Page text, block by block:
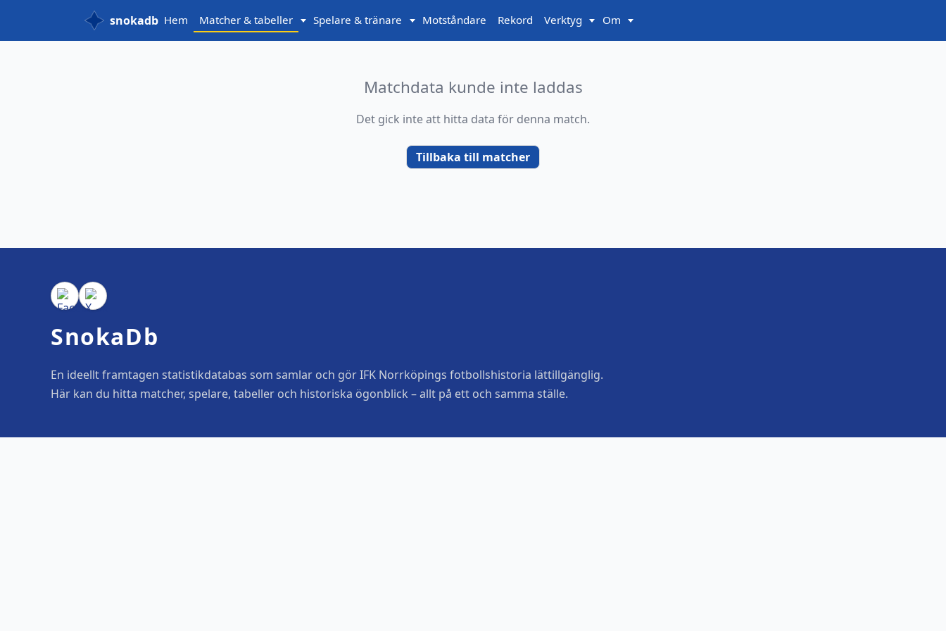
snokadb Hem Matcher & tabeller Spelare & tränare Motståndare Rekord Verktyg Om
Matchdata kunde inte laddas
Det gick inte att hitta data för denna match.
Tillbaka till matcher
SnokaDb
En ideellt framtagen statistikdatabas som samlar och gör IFK Norrköpings fotbollshistoria lättillgänglig.
Här kan du hitta matcher, spelare, tabeller och historiska ögonblick – allt på ett och samma ställe.